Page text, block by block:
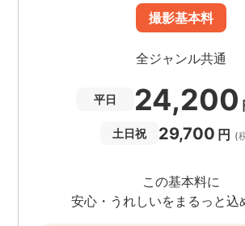
撮影基本料
全ジャンル共通
平日 24,200
土日祝 29,700 円 (
この基本料に
安心・うれしいをまるっと込